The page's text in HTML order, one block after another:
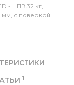
- НПВ 32 кг,
мм, с поверкой.
1